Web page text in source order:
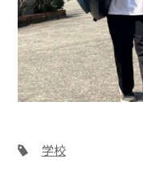
学校